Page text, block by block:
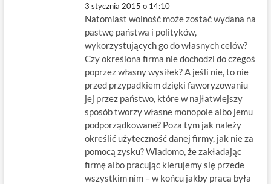
3 stycznia 2015 o 14:10
Natomiast wolność może zostać wydana na
pastwę państwa i polityków,
wykorzystujących go do własnych celów?
Czy określona firma nie dochodzi do czegoś
poprzez własny wysiłek? A jeśli nie, to nie
przed przypadkiem dzięki faworyzowaniu
jej przez państwo, które w najłatwiejszy
sposób tworzy własne monopole albo jemu
podporządkowane? Poza tym jak należy
określić użyteczność danej firmy, jak nie za
pomocą zysku? Wiadomo, że zakładając
firmę albo pracując kierujemy się przede
wszystkim nim – w końcu jakby praca była